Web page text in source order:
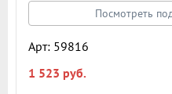
Посмотреть
Арт: 59816
1 523 руб.